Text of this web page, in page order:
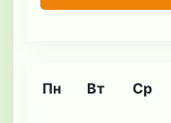
Пн Вт Ср